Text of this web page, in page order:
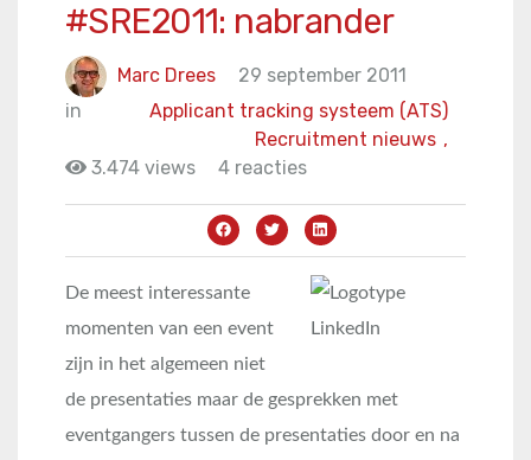
#SRE2011: nabrander
Marc Drees
29 september 2011
in
Applicant tracking systeem (ATS)
Recruitment nieuws ,
3.474 views
4 reacties
De meest interessante
momenten van een event
zijn in het algemeen niet
de presentaties maar de gesprekken met
eventgangers tussen de presentaties door en na